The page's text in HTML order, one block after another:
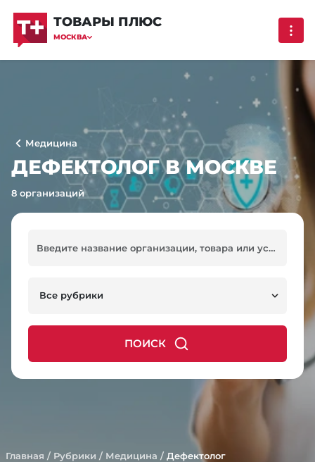
ТОВАРЫ ПЛЮС
МОСКВА
Медицина
ДЕФЕКТОЛОГ В МОСКВЕ
8 организаций
Все рубрики
ПОИСК
Главная / Рубрики / Медицина / Дефектолог